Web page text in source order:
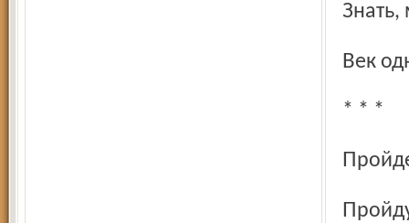
Век
* * *